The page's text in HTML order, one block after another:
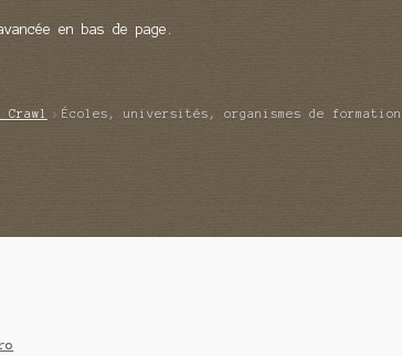
en bas de page.
Crawl Écoles, universités, organismes de